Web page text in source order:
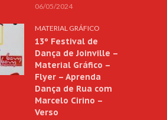
06/05/2024
MATERIAL GRÁFICO
13º Festival de
Dança de Joinville –
Material Gráfico –
Flyer – Aprenda
Dança de Rua com
Marcelo Cirino –
Verso